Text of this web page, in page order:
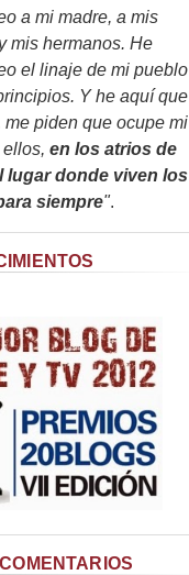
a mi madre, a mis
mis hermanos. He
el linaje de mi pueblo
Y he aquí que
me piden que ocupe mi
en los atrios de
lugar donde viven los
siempre".